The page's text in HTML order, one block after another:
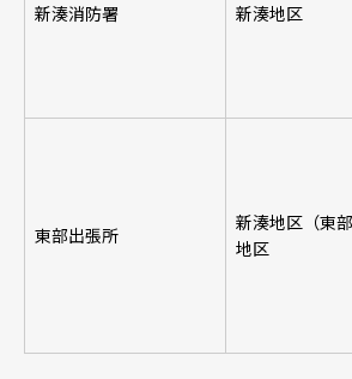
新湊消防署 新湊地区
東部出張所
新湊地区（東
地区